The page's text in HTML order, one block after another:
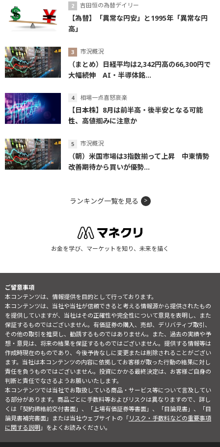
吉田恒の為替デイリー
【為替】「異常な円安」と1995年「異常な円
高」
市況概況
（まとめ）日経平均は2,342円高の66,300円で
大幅続伸 AI・半導体銘...
相場一点喜怒哀楽
【日本株】8月は前半高・後半安となる可能
性、高値掴みに注意か
市況概況
（朝）米国市場は3指数揃って上昇 中東情勢
改善期待から買いが優勢...
ランキング一覧を見る
お金を学び、マーケットを知り、未来を描く
ご留意事項
本コンテンツは、情報提供を目的として行っております。
本コンテンツは、当社や当社が信頼できると考える情報源から提供されたもの
を提供していますが、当社はその正確性や完全性について意見を表明し、また
保証するものではございません。有価証券の購入、売却、デリバティブ取引、
その他の取引を推奨し、勧誘するものではありません。また、過去の実績や予
想・意見は、将来の結果を保証するものではございません。提供する情報等は
作成時現在のものであり、今後予告なしに変更または削除されることがござい
ます。当社は本コンテンツの内容に依拠してお客様が取った行動の結果に対し
責任を負うものではございません。投資にかかる最終決定は、お客様ご自身の
判断と責任でなさるようお願いいたします。
本コンテンツでは当社でお取扱している商品・サービス等について言及してい
る部分があります。商品ごとに手数料等およびリスクは異なりますので、詳し
くは「契約締結前交付書面」、「上場有価証券等書面」、「目論見書」、「目
論見書補完書面」または当社ウェブサイトの「リスク・手数料などの重要事項
に関する説明」をよくお読みください。